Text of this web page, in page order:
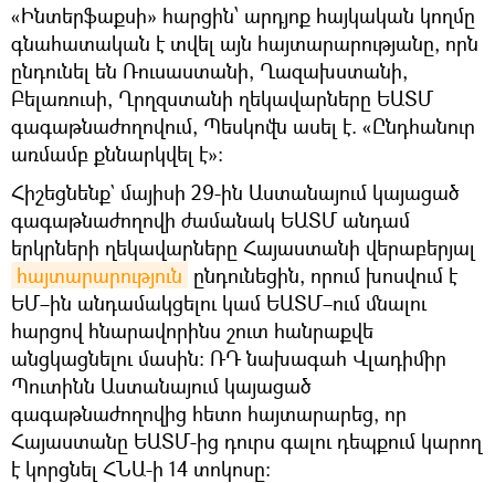
«Ինտերֆաքսի» հարցին՝ արդյոք հայկական կողմը
գնահատական է տվել այն հայտարարությանը, որն
ընդունել են Ռուսաստանի, Ղազախստանի,
Բելառուսի, Ղրղզստանի ղեկավարները ԵԱՏՄ
գագաթնաժողովում, Պեսկովն ասել է. «Ընդհանուր
առմամբ քննարկվել է»:
Հիշեցնենք` մայիսի 29-ին Աստանայում կայացած
գագաթնաժողովի ժամանակ ԵԱՏՄ անդամ
երկրների ղեկավարները Հայաստանի վերաբերյալ
հայտարարություն ընդունեցին, որում խոսվում է
ԵՄ–ին անդամակցելու կամ ԵԱՏՄ–ում մնալու
հարցով հնարավորինս շուտ հանրաքվե
անցկացնելու մասին։ ՌԴ նախագահ Վլադիմիր
Պուտինն Աստանայում կայացած
գագաթնաժողովից հետո հայտարարեց, որ
Հայաստանը ԵԱՏՄ-ից դուրս գալու դեպքում կարող
է կորցնել ՀՆԱ-ի 14 տոկոսը: